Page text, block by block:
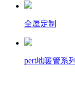
全屋定制
pert地暖管系列